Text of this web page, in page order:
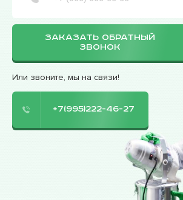
ЗАКАЗАТЬ ОБРАТНЫЙ
ЗВОНОК
Или звоните, мы на связи!
+7(995)222-46-27